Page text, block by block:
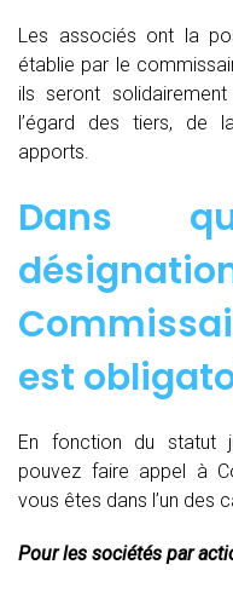
Les associés ont la
établie par le
ils seront
l’égard des tiers, de
apports.
Dans
est
En fonction du statut
pouvez faire appel à
vous êtes dans l’un des
Pour les sociétés par